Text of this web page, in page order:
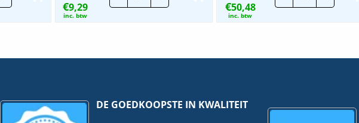
€9,29
inc. btw
IP44
hoeveelheid
€50,48
inc. btw
Ocean
DE GOEDKOOPSTE IN KWALITEIT